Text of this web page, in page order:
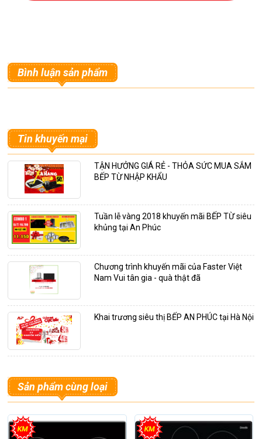
Bình luận sản phẩm
Tin khuyến mại
TẬN HƯỞNG GIÁ RẺ - THỎA SỨC MUA SẮM
BẾP TỪ NHẬP KHẨU
Tuần lễ vàng 2018 khuyến mãi BẾP TỪ siêu
khủng tại An Phúc
Chương trình khuyến mãi của Faster Việt
Nam Vui tân gia - quà thật đã
Khai trương siêu thị BẾP AN PHÚC tại Hà Nội
Sản phẩm cùng loại